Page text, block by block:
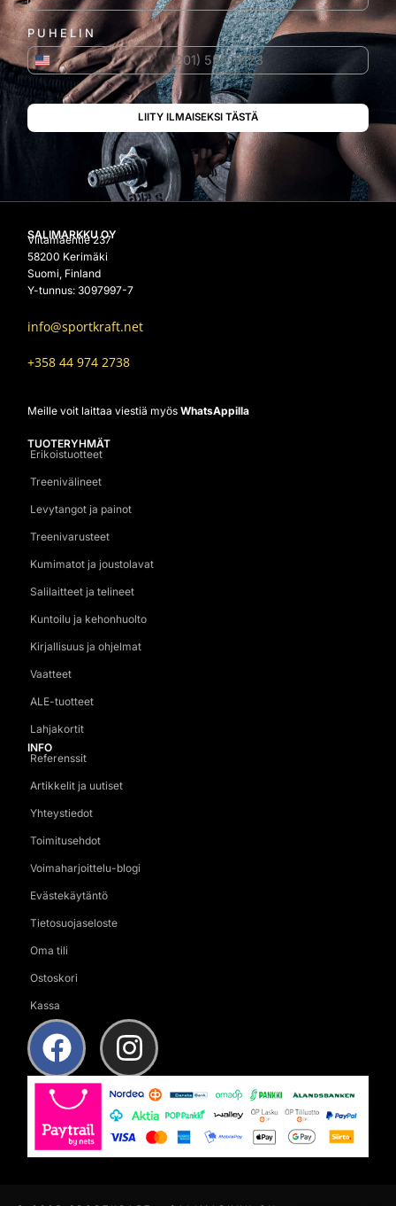
PUHELIN
Yhdysvallat +1
SALIMARKKU OY
Viitamäentie 237
58200 Kerimäki
Suomi, Finland
Y-tunnus: 3097997-7
info@sportkraft.net
+358 44 974 2738
Meille voit laittaa viestiä myös WhatsAppilla
TUOTERYHMÄT
Erikoistuotteet
Treenivälineet
Levytangot ja painot
Treenivarusteet
Kumimatot ja joustolavat
Salilaitteet ja telineet
Kuntoilu ja kehonhuolto
Kirjallisuus ja ohjelmat
Vaatteet
ALE-tuotteet
Lahjakortit
INFO
Referenssit
Artikkelit ja uutiset
Yhteystiedot
Toimitusehdot
Voimaharjoittelu-blogi
Evästekäytäntö
Tietosuojaseloste
Oma tili
Ostoskori
Kassa